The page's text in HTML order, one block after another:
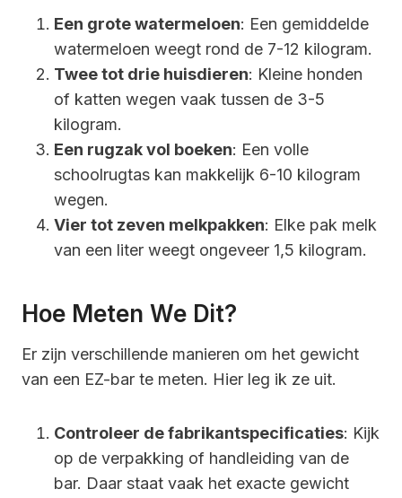
Een grote watermeloen: Een gemiddelde
watermeloen weegt rond de 7-12 kilogram.
Twee tot drie huisdieren: Kleine honden
of katten wegen vaak tussen de 3-5
kilogram.
Een rugzak vol boeken: Een volle
schoolrugtas kan makkelijk 6-10 kilogram
wegen.
Vier tot zeven melkpakken: Elke pak melk
van een liter weegt ongeveer 1,5 kilogram.
Hoe Meten We Dit?
Er zijn verschillende manieren om het gewicht
van een EZ-bar te meten. Hier leg ik ze uit.
Controleer de fabrikantspecificaties: Kijk
op de verpakking of handleiding van de
bar. Daar staat vaak het exacte gewicht